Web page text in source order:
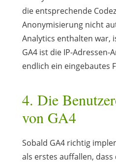
die entsprechende
Anonymisierung nicht
Analytics enthalten war,
GA4 ist die IP-
endlich ein eingebautes
4. Die
von GA4
Sobald GA4 richtig
als erstes auffallen,